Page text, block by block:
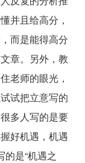
并且给高分，
而是能得高分
章。另外，教
老师的眼光，
试把立意写的
多人写的是要
好机遇，机遇
是“机遇之